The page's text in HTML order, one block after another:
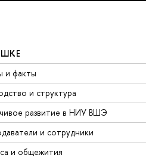
и факты
и структура
развитие в НИУ ВШЭ
и сотрудники
и общежития